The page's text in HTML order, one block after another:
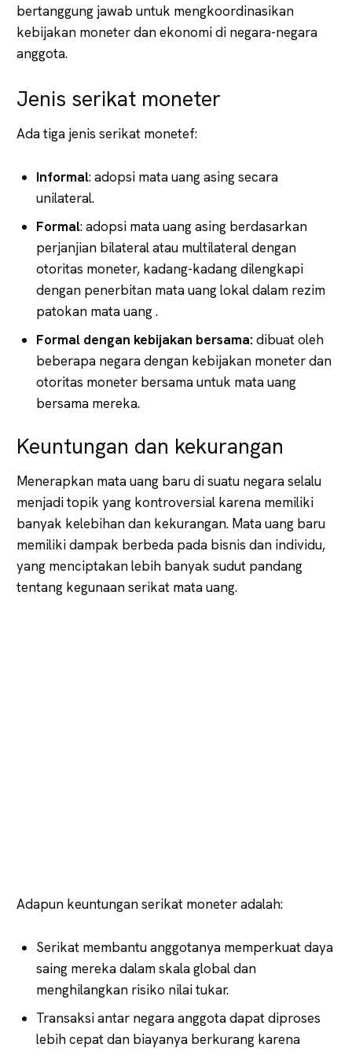
bertanggung jawab untuk mengkoordinasikan
kebijakan moneter dan ekonomi di negara-negara
anggota.
Jenis serikat moneter
Ada tiga jenis serikat monetef:
Informal: adopsi mata uang asing secara
unilateral.
Formal: adopsi mata uang asing berdasarkan
perjanjian bilateral atau multilateral dengan
otoritas moneter, kadang-kadang dilengkapi
dengan penerbitan mata uang lokal dalam rezim
patokan mata uang .
Formal dengan kebijakan bersama:dibuat oleh
beberapa negara dengan kebijakan moneter dan
otoritas moneter bersama untuk mata uang
bersama mereka.
Keuntungan dan kekurangan
Menerapkan mata uang baru di suatu negara selalu
menjadi topik yang kontroversial karena memiliki
banyak kelebihan dan kekurangan. Mata uang baru
memiliki dampak berbeda pada bisnis dan individu,
yang menciptakan lebih banyak sudut pandang
tentang kegunaan serikat mata uang.
Adapun keuntungan serikat moneter adalah:
Serikat membantu anggotanya memperkuat daya
saing mereka dalam skala global dan
menghilangkan risiko nilai tukar.
Transaksi antar negara anggota dapat diproses
lebih cepat dan biayanya berkurang karena